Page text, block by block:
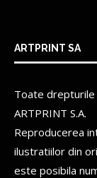
ARTPRINT SA
Toate drepturile
ARTPRINT S.A.
Reproducerea
ilustratiilor din
este posibila